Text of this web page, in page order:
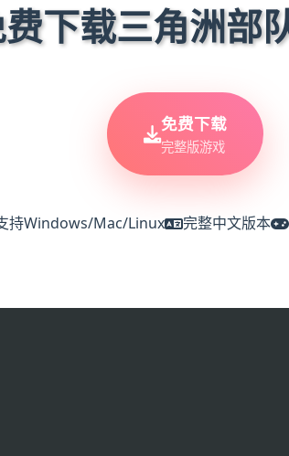
下载三角洲部
免费下载
完整版游戏
持Windows/Mac/Linux 完整中文版本